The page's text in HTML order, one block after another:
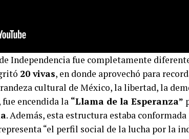
Independencia fue completamente
20 vivas, en donde aprovechó para
cultural de México, la libertad, la
encendida la “Llama de la Esperanza”
. Además, esta estructura estaba
“el perfil social de la lucha por la